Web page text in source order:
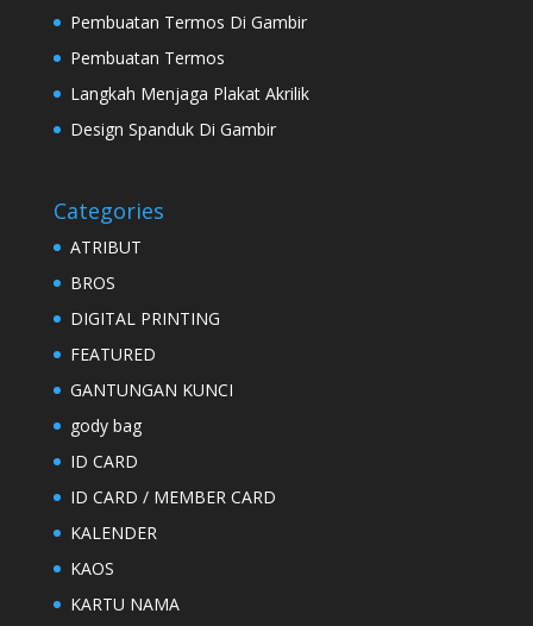
Pembuatan Termos Di Gambir
Pembuatan Termos
Langkah Menjaga Plakat Akrilik
Design Spanduk Di Gambir
Categories
ATRIBUT
BROS
DIGITAL PRINTING
FEATURED
GANTUNGAN KUNCI
gody bag
ID CARD
ID CARD / MEMBER CARD
KALENDER
KAOS
KARTU NAMA